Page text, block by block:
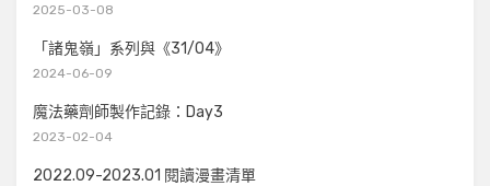
2025-03-08
「諸鬼嶺」系列與《31/04》
2024-06-09
魔法藥劑師製作記錄：Day3
2023-02-04
2022.09-2023.01 閱讀漫畫清單